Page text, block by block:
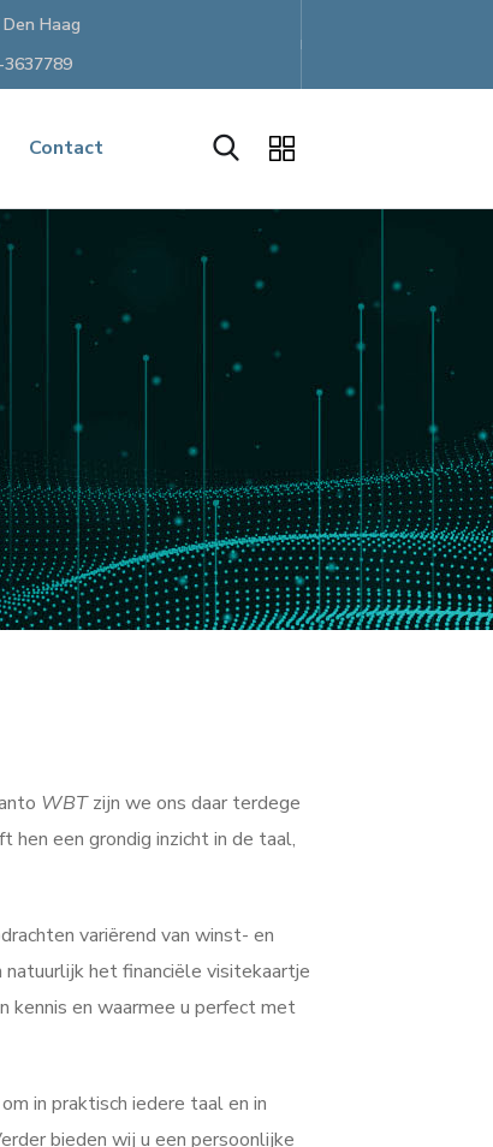
Den Haag
Contact
WBTzijn we ons daar terdege
een grondig inzicht in de taal,
variërend van winst- en
natuurlijk het financiële visitekaartje
kennis en waarmee u perfect met
in praktisch iedere taal en in
bieden wij u een persoonlijke